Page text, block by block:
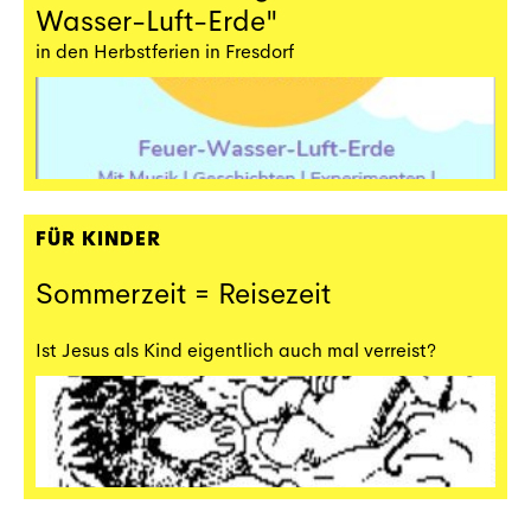
Wasser-Luft-Erde"
in den Herbstferien in Fresdorf
FÜR KINDER
Sommerzeit = Reisezeit
Ist Jesus als Kind eigentlich auch mal verreist?